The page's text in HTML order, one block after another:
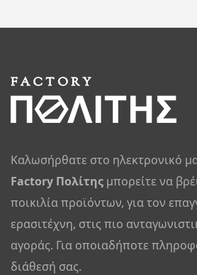
Καλωσήρθατε στο ηλεκτρονικό
Factory Πολίτης μπορείτε να
ποικιλία προϊόντων, για τον
ερασιτέχνη, στις πιο
αγοράς. Για οποιαδήποτε
διάθεσή σας.